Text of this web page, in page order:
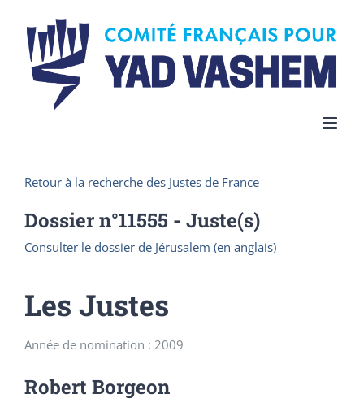
content
Retour à la recherche des Justes de France
Dossier n°11555 - Juste(s)
Consulter le dossier de Jérusalem (en anglais)
Les Justes
Année de nomination : 2009
Robert Borgeon